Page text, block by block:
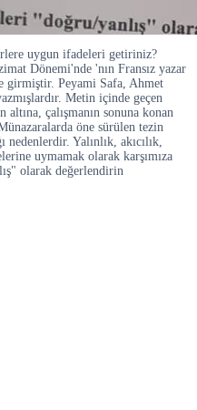
uygun ifadeleri getiriniz?
Dönemi'nde 'nın Fransız yazar
girmiştir. Peyami Safa, Ahmet
Metin içinde geçen
çalışmanın sonuna konan
öne sürülen tezin
nedenlerdir. Yalınlık, akıcılık,
uymamak olarak karşımıza
olarak değerlendirin